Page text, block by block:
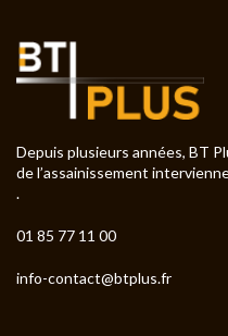
Depuis plusieurs années, BT
de l’assainissement
.
01 85 77 11 00
info-contact@btplus.fr